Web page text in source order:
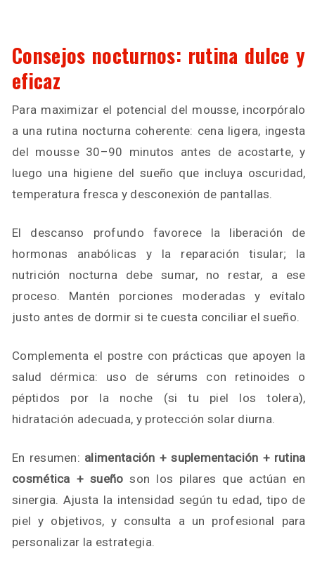
Consejos nocturnos: rutina dulce y
eficaz
Para maximizar el potencial del mousse, incorpóralo
a una rutina nocturna coherente: cena ligera, ingesta
del mousse 30–90 minutos antes de acostarte, y
luego una higiene del sueño que incluya oscuridad,
temperatura fresca y desconexión de pantallas.
El descanso profundo favorece la liberación de
hormonas anabólicas y la reparación tisular; la
nutrición nocturna debe sumar, no restar, a ese
proceso. Mantén porciones moderadas y evítalo
justo antes de dormir si te cuesta conciliar el sueño.
Complementa el postre con prácticas que apoyen la
salud dérmica: uso de sérums con retinoides o
péptidos por la noche (si tu piel los tolera),
hidratación adecuada, y protección solar diurna.
En resumen: alimentación + suplementación + rutina
cosmética + sueño son los pilares que actúan en
sinergia. Ajusta la intensidad según tu edad, tipo de
piel y objetivos, y consulta a un profesional para
personalizar la estrategia.